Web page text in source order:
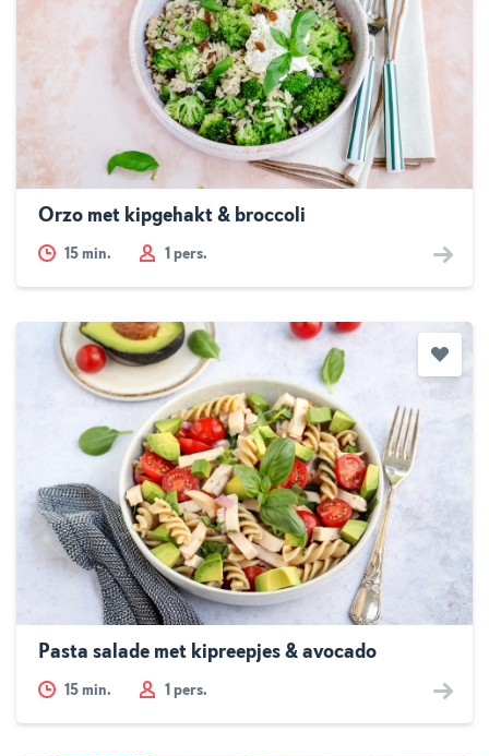
Orzo met kipgehakt & broccoli
15 min. 1 pers.
Pasta salade met kipreepjes & avocado
15 min. 1 pers.